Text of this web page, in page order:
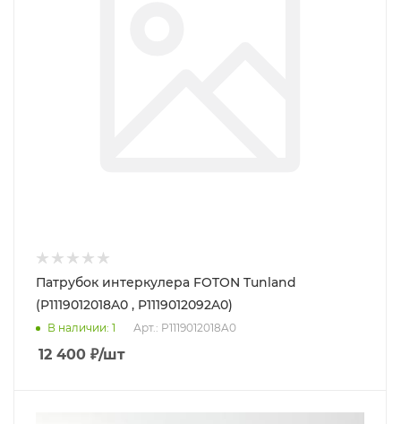
Патрубок интеркулера FOTON Tunland
(P1119012018A0 , P1119012092A0)
В наличии: 1 Арт.: P1119012018A0
12 400 ₽/шт